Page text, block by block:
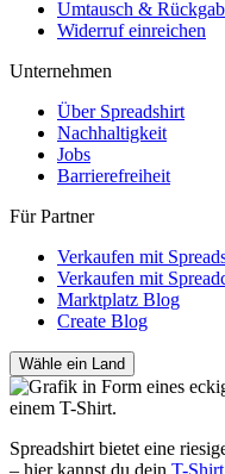
Umtausch &
Widerruf einreichen
Unternehmen
Über Spreadshirt
Nachhaltigkeit
Jobs
Barrierefreiheit
Für Partner
Verkaufen mit
Verkaufen mit
Marktplatz Blog
Create Blog
Wähle ein Land
Spreadshirt bietet eine
– hier kannst du dein T-